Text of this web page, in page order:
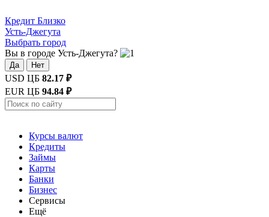
Кредит Близко
Усть-Джегута
Выбрать город
Вы в городе Усть-Джегута?
Да Нет
USD ЦБ 82.17 ₽
EUR ЦБ 94.84 ₽
Курсы валют
Кредиты
Займы
Карты
Банки
Бизнес
Сервисы
Ещё